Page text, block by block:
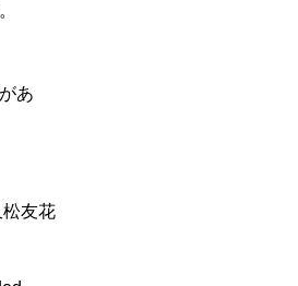
あ
友花